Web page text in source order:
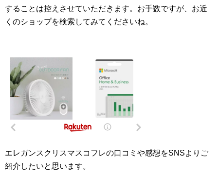
することは控えさせていただきます。お手数ですが、お近
くのショップを検索してみてくださいね。
エレガンスクリスマスコフレの口コミや感想をSNSよりご
紹介したいと思います。